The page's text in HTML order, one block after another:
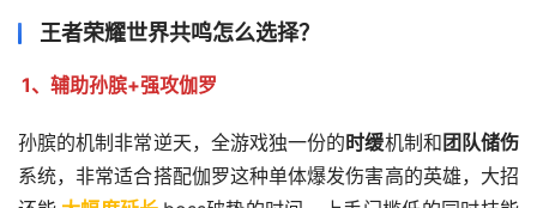
王者荣耀世界共鸣怎么选择？
1、辅助孙膑+强攻伽罗
孙膑的机制非常逆天，全游戏独一份的时缓机制和 团队储伤
系统，非常适合搭配伽罗这种单体爆发伤害高的英雄，大招